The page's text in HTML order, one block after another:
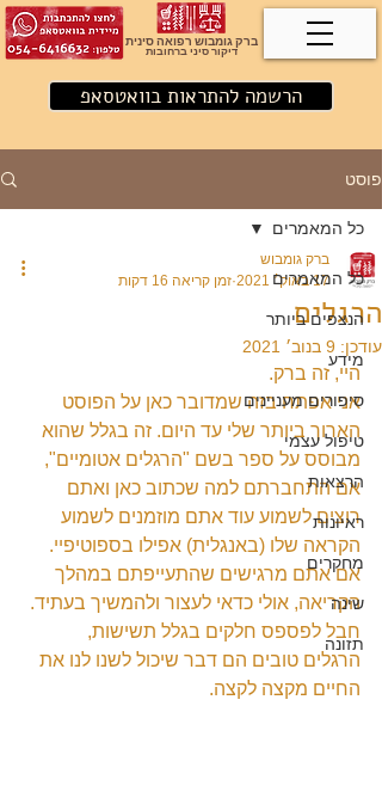
ברק גומבוש רפואה סינית
דיקור סיני ברחובות
הרשמה להתראות בוואטסאפ
פוסט
כל המאמרים
הנצפים ביותר
מידע
סיפורים מעניינים
טיפול עצמי
הרצאות
ראיונות
מחקרים
שינה
תזונה
כל המאמרים
הרגלים
ברק גומבוש
17 באוק׳ 2021
זמן קריאה 16 דקות
עודכן: 9 בנוב׳ 2021
היי, זה ברק.
אני אפתח בזה שמדובר כאן על הפוסט
הארוך ביותר שלי עד היום. זה בגלל שהוא
מבוסס על ספר בשם "הרגלים אטומיים",
אם התחברתם למה שכתוב כאן ואתם
רוצים לשמוע עוד אתם מוזמנים לשמוע
הקראה שלו (באנגלית) אפילו בספוטיפיי.
אם אתם מרגישים שהתעייפתם במהלך
הקריאה, אולי כדאי לעצור ולהמשיך בעתיד.
חבל לפספס חלקים בגלל תשישות,
הרגלים טובים הם דבר שיכול לשנו לנו את
החיים מקצה לקצה.